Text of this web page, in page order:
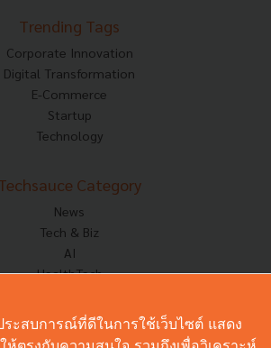
Trending Tags
Corporate Innovation
Digital Transformation
E-Commerce
Startup
Technology
Category
News
Tech & Biz
AI
HealthTech
Corp Innov
Saucy Thoughts
ระสบการณ์ที่ดีในการใช้เว็บไซต์ แสดง